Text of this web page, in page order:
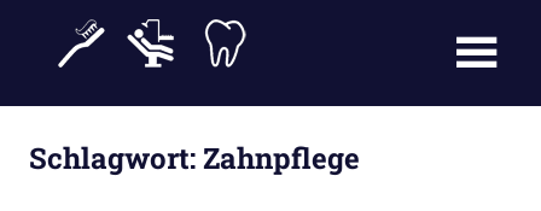
springen
Zahnmedizin. Für Patienten und Healthcare Professionals.
Schlagwort: Zahnpflege